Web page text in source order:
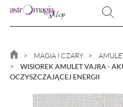
MAGIA I
MAGIA I CZARY
WISIOREK AMULET VAJRA -
OCZYSZCZAJĄCEJ ENERGII